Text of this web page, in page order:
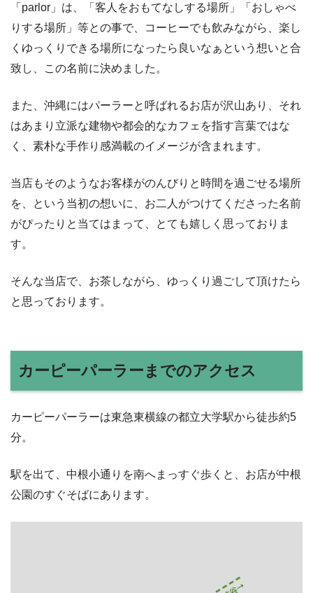
「parlor」は、「客人をおもてなしする場所」「おしゃべ
りする場所」等との事で、コーヒーでも飲みながら、楽し
くゆっくりできる場所になったら良いなぁという想いと合
致し、この名前に決めました。
また、沖縄にはパーラーと呼ばれるお店が沢山あり、それ
はあまり立派な建物や都会的なカフェを指す言葉ではな
く、素朴な手作り感満載のイメージが含まれます。
当店もそのようなお客様がのんびりと時間を過ごせる場所
を、という当初の想いに、お二人がつけてくださった名前
がぴったりと当てはまって、とても嬉しく思っておりま
す。
そんな当店で、お茶しながら、ゆっくり過ごして頂けたら
と思っております。
カーピーパーラーまでのアクセス
カーピーパーラーは東急東横線の都立大学駅から徒歩約5
分。
駅を出て、中根小通りを南へまっすぐ歩くと、お店が中根
公園のすぐそばにあります。